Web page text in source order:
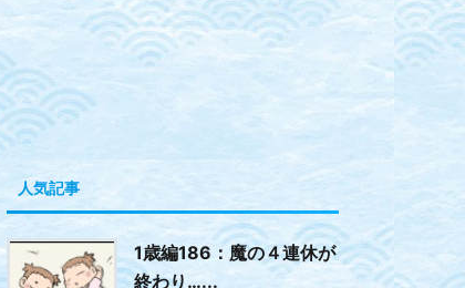
人気記事
1歳編186：魔の４連休が
終わり…...